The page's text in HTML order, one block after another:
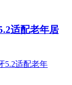
适配老年居